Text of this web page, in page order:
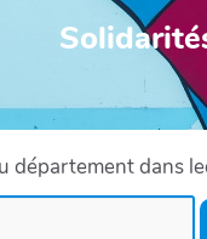
département dans